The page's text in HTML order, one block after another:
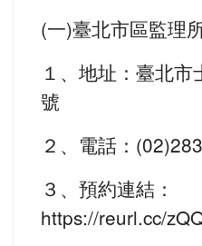
(一)臺北市區監理
１、地址：臺北
號
２、電話：
３、預約連結：
https://reurl.cc/